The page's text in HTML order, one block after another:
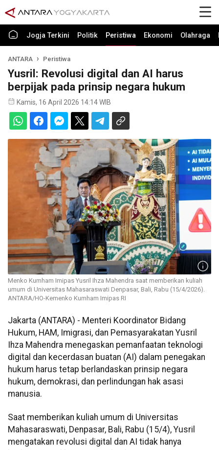
Jogja Terkini Politik Peristiwa Ekonomi Olahraga
ANTARA Peristiwa
Yusril: Revolusi digital dan AI harus
berpijak pada prinsip negara hukum
Kamis, 16 April 2026 14:14 WIB
Menko Kumham Imipas Yusril Ihza Mahendra saat memberikan kuliah
umum di Universitas Mahasaraswati Denpasar, Bali, Rabu (15/4/2026).
ANTARA/HO-Kemenko Kumham Imipas RI
Jakarta (ANTARA) - Menteri Koordinator Bidang
Hukum, HAM, Imigrasi, dan Pemasyarakatan Yusril
Ihza Mahendra menegaskan pemanfaatan teknologi
digital dan kecerdasan buatan (AI) dalam penegakan
hukum harus tetap berlandaskan prinsip negara
hukum, demokrasi, dan perlindungan hak asasi
manusia.
Saat memberikan kuliah umum di Universitas
Mahasaraswati, Denpasar, Bali, Rabu (15/4), Yusril
mengatakan revolusi digital dan AI tidak hanya